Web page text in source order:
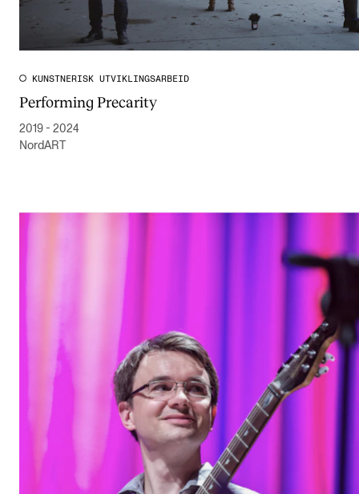
KUNSTNERISK UTVIKLINGSARBEID
Performing Precarity
2019 - 2024
NordART